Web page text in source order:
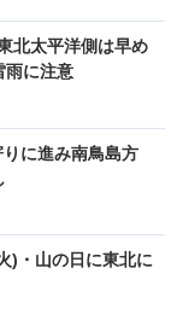
北太平洋側は早め
に注意
に進み南鳥島方
)・山の日に東北に